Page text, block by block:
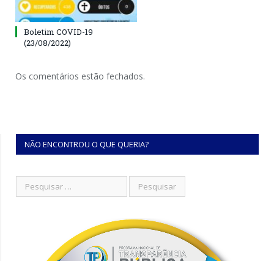
Boletim COVID-19
(23/08/2022)
Os comentários estão fechados.
NÃO ENCONTROU O QUE QUERIA?